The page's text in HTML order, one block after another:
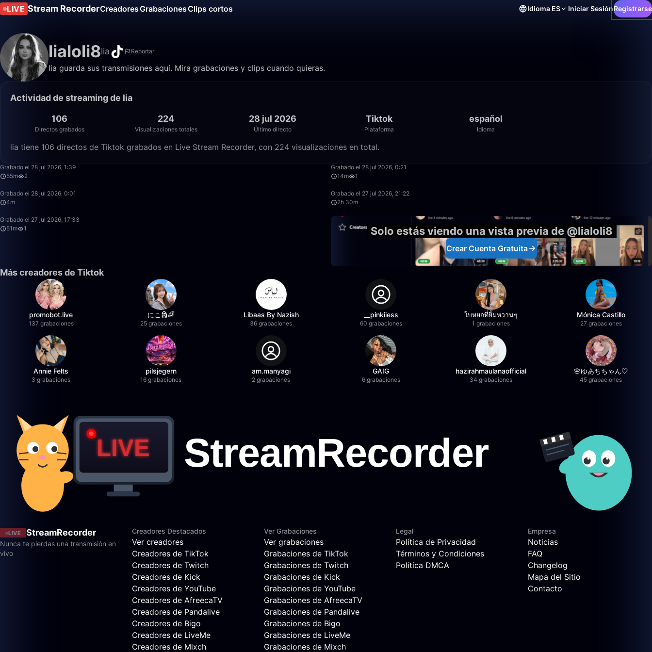
LIVE Stream RecorderCreadoresGrabacionesClips cortos Idioma ES Iniciar SesiónRegistrarse
lialoli8lia Reportar
lia guarda sus transmisiones aquí. Mira grabaciones y clips cuando quieras.
Actividad de streaming de lia
106
Directos grabados
224
Visualizaciones totales
28 jul 2026
Último directo
Tiktok
Plataforma
español
Idioma
lia tiene 106 directos de Tiktok grabados en Live Stream Recorder, con 224 visualizaciones en total.
Grabado el 28 jul 2026, 1:39
55m
2
Grabado el 28 jul 2026, 0:21
14m
1
Grabado el 28 jul 2026, 0:01
4m
Grabado el 27 jul 2026, 21:22
2h 30m
Grabado el 27 jul 2026, 17:33
51m
1 Solo estás viendo una vista previa de @lialoli8
Crear Cuenta Gratuita
Más creadores de Tiktok
promobot.live
137 grabaciones
にこ🗿🌈
25 grabaciones
Libaas By Nazish
36 grabaciones
__pinkiiess
60 grabaciones
ใบหยกที่ยิ้มหวานๆ
1 grabaciones
Mónica Castillo
27 grabaciones
Annie Felts
3 grabaciones
pilsjegern
16 grabaciones
am.manyagi
2 grabaciones
GAIG
6 grabaciones
hazirahmaulanaofficial
34 grabaciones
🌸ゆあちちゃん🤍
45 grabaciones
LIVE StreamRecorder
Nunca te pierdas una transmisión en
vivo
Creadores Destacados
Ver creadores
Creadores de TikTok
Creadores de Twitch
Creadores de Kick
Creadores de YouTube
Creadores de AfreecaTV
Creadores de Pandalive
Creadores de Bigo
Creadores de LiveMe
Creadores de Mixch
Ver Grabaciones
Ver grabaciones
Grabaciones de TikTok
Grabaciones de Twitch
Grabaciones de Kick
Grabaciones de YouTube
Grabaciones de AfreecaTV
Grabaciones de Pandalive
Grabaciones de Bigo
Grabaciones de LiveMe
Grabaciones de Mixch
Legal
Política de Privacidad
Términos y Condiciones
Política DMCA
Empresa
Noticias
FAQ
Changelog
Mapa del Sitio
Contacto